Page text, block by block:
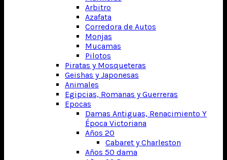
Arbitro
Azafata
Corredora de Autos
Monjas
Mucamas
Pilotos
Piratas y Mosqueteras
Geishas y Japonesas
Animales
Egipcias, Romanas y Guerreras
Epocas
Damas Antiguas, Renacimiento Y
Época Victoriana
Años 20
Cabaret y Charleston
Años 50 dama